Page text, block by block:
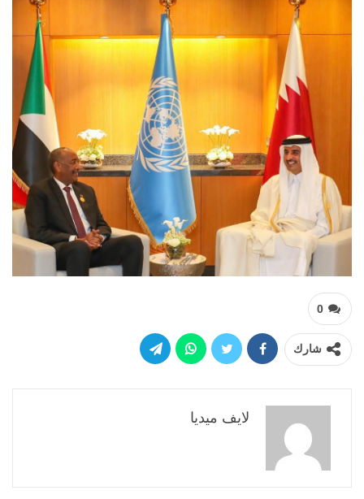
0
شارك
لايف ميديا